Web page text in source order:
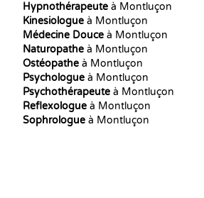
Hypnothérapeute à Montluçon
Kinesiologue à Montluçon
Médecine Douce à Montluçon
Naturopathe à Montluçon
Ostéopathe à Montluçon
Psychologue à Montluçon
Psychothérapeute à Montluçon
Reflexologue à Montluçon
Sophrologue à Montluçon